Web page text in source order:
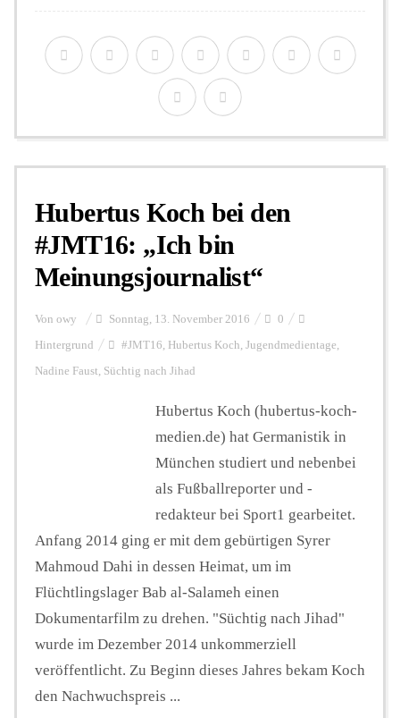
Hubertus Koch bei den
#JMT16: „Ich bin
Meinungsjournalist“
Von owy Sonntag, 13. November 2016 0
Hintergrund #JMT16, Hubertus Koch, Jugendmedientage,
Nadine Faust, Süchtig nach Jihad
Hubertus Koch (hubertus-koch-
medien.de) hat Germanistik in
München studiert und nebenbei
als Fußballreporter und -
redakteur bei Sport1 gearbeitet.
Anfang 2014 ging er mit dem gebürtigen Syrer
Mahmoud Dahi in dessen Heimat, um im
Flüchtlingslager Bab al-Salameh einen
Dokumentarfilm zu drehen. "Süchtig nach Jihad"
wurde im Dezember 2014 unkommerziell
veröffentlicht. Zu Beginn dieses Jahres bekam Koch
den Nachwuchspreis ...